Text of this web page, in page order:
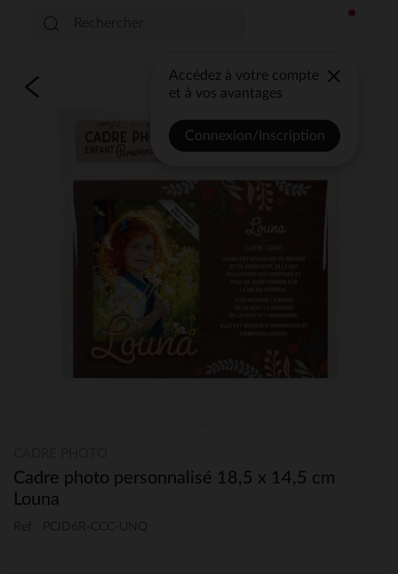
Accédez à votre compte
et à vos avantages
Connexion/Inscription
Cadre photo personnalisé 18,5 x 14,5 cm
Louna